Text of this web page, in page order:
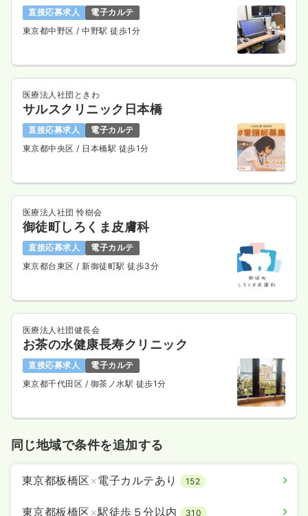
直接応募求人
電子カルテ
東京都中野区 / 中野駅 徒歩1分
医療法人社団ときわ
サルスクリニック日本橋
直接応募求人
電子カルテ
東京都中央区 / 日本橋駅 徒歩1分
医療法人社団 怜樹会
御徒町しろくま皮膚科
直接応募求人
電子カルテ
東京都台東区 / 新御徒町駅 徒歩3分
医療法人社団健長会
お茶の水健康長寿クリニック
直接応募求人
電子カルテ
東京都千代田区 / 御茶ノ水駅 徒歩1分
同じ地域で条件を追加する
東京都板橋区 ×電子カルテあり 152
東京都板橋区 ×駅徒歩５分以内 310